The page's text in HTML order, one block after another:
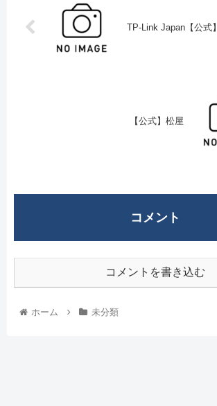
TP-Link Japan【公式】
【公式】松屋
コメント
コメントを書き込む
ホーム 未分類